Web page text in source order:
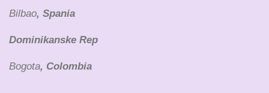
Bilbao, Spania
Dominikanske Rep
Bogota, Colombia